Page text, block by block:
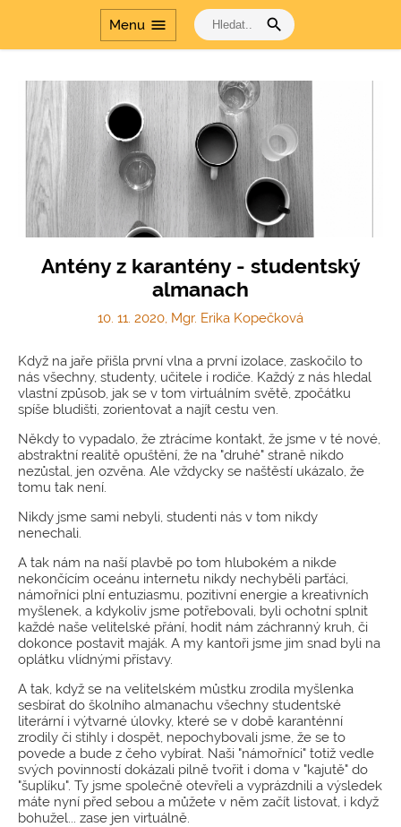
Menu menu search
Antény z karantény - studentský
almanach
10. 11. 2020, Mgr. Erika Kopečková
Když na jaře přišla první vlna a první izolace, zaskočilo to
nás všechny, studenty, učitele i rodiče. Každý z nás hledal
vlastní způsob, jak se v tom virtuálním světě, zpočátku
spíše bludišti, zorientovat a najít cestu ven.
Někdy to vypadalo, že ztrácíme kontakt, že jsme v té nové,
abstraktní realitě opuštění, že na "druhé" straně nikdo
nezůstal, jen ozvěna. Ale vždycky se naštěstí ukázalo, že
tomu tak není.
Nikdy jsme sami nebyli, studenti nás v tom nikdy
nenechali.
A tak nám na naší plavbě po tom hlubokém a nikde
nekončícím oceánu internetu nikdy nechyběli parťáci,
námořníci plní entuziasmu, pozitivní energie a kreativních
myšlenek, a kdykoliv jsme potřebovali, byli ochotní splnit
každé naše velitelské přání, hodit nám záchranný kruh, či
dokonce postavit maják. A my kantoři jsme jim snad byli na
oplátku vlídnými přístavy.
A tak, když se na velitelském můstku zrodila myšlenka
sesbírat do školního almanachu všechny studentské
literární i výtvarné úlovky, které se v době karanténní
zrodily či stihly i dospět, nepochybovali jsme, že se to
povede a bude z čeho vybírat. Naši "námořníci" totiž vedle
svých povinností dokázali pilně tvořit i doma v "kajutě" do
"šuplíku". Ty jsme společně otevřeli a vyprázdnili a výsledek
máte nyní před sebou a můžete v něm začít listovat, i když
bohužel... zase jen virtuálně.